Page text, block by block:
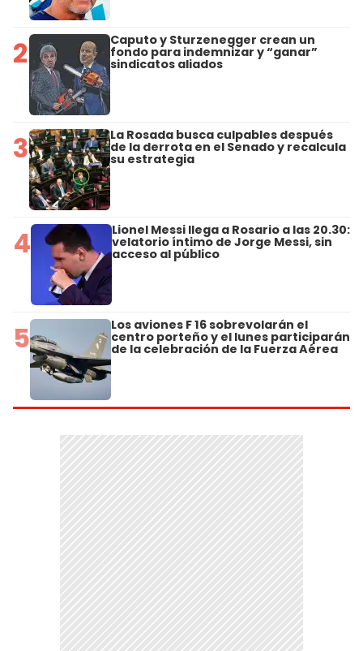
2 Caputo y Sturzenegger crean un
fondo para indemnizar y “ganar”
sindicatos aliados
3 La Rosada busca culpables después
de la derrota en el Senado y recalcula
su estrategia
4 Lionel Messi llega a Rosario a las 20.30:
velatorio íntimo de Jorge Messi, sin
acceso al público
5 Los aviones F 16 sobrevolarán el
centro porteño y el lunes participarán
de la celebración de la Fuerza Aérea